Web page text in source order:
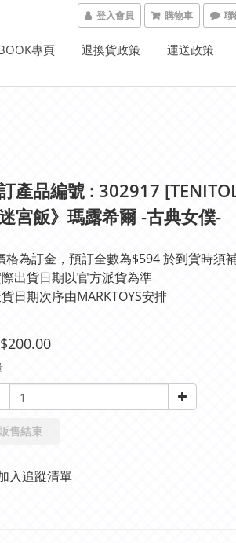
登入會員 購物車 聯
專頁 退換貨政策 運送政策
產品編號 : 302917
迷宮飯》瑪露希爾 -古典女僕-
格為訂金，預訂全數為$594 於到貨時須
日期次序由MARKTOYS安排
販售結束
入追蹤清單